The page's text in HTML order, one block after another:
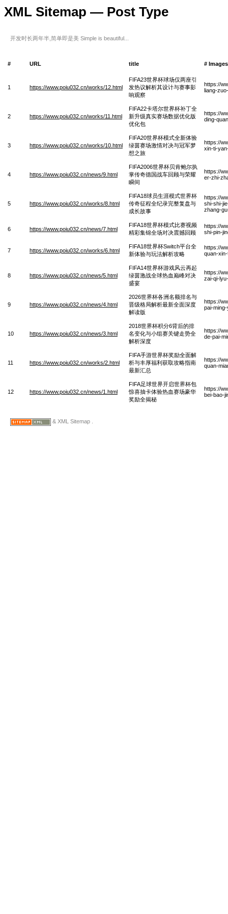
XML Sitemap — Post Type
开发时长两年半,简单即是美 Simple is beautiful...
# URL title # Images
1 https://www.poiu032.cn/works/12.html
FIFA23世界杯球场仅两座引
发热议解析其设计与赛事影
响观察
https://
liang-
2 https://www.poiu032.cn/works/11.html
FIFA22卡塔尔世界杯补丁全
新升级真实赛场数据优化版
优化包
https://
ding-
3 https://www.poiu032.cn/works/10.html
FIFA20世界杯模式全新体验
绿茵赛场激情对决与冠军梦
想之旅
https://
xin-ti-
4 https://www.poiu032.cn/news/9.html
FIFA2006世界杯贝肯鲍尔执
掌传奇德国战车回顾与荣耀
瞬间
https://
er-zhi-
5 https://www.poiu032.cn/works/8.html
FIFA18球员生涯模式世界杯
传奇征程全纪录完整复盘与
成长故事
https://
shi-shi-
zhang-
6 https://www.poiu032.cn/news/7.html
FIFA18世界杯模式比赛视频
精彩集锦全场对决震撼回顾
https://
shi-pin-
7 https://www.poiu032.cn/works/6.html
FIFA18世界杯Switch平台全
新体验与玩法解析攻略
https://
quan-
8 https://www.poiu032.cn/news/5.html
FIFA14世界杯游戏风云再起
绿茵激战全球热血巅峰对决
盛宴
https://
zai-qi-
9 https://www.poiu032.cn/news/4.html
2026世界杯各洲名额排名与
晋级格局解析最新全面深度
解读版
https://
pai-
10 https://www.poiu032.cn/news/3.html
2018世界杯积分6背后的排
名变化与小组赛关键走势全
解析深度
https://
de-pai-
11 https://www.poiu032.cn/works/2.html
FIFA手游世界杯奖励全面解
析与丰厚福利获取攻略指南
最新汇总
https://
quan-
12 https://www.poiu032.cn/news/1.html
FIFA足球世界开启世界杯包
惊喜抽卡体验热血赛场豪华
奖励全揭秘
https://
bei-bao-
& XML Sitemap .